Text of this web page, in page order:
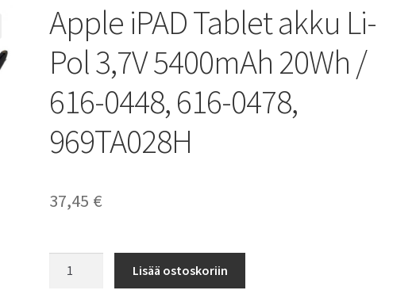
Apple iPAD Tablet akku Li-
Pol 3,7V 5400mAh 20Wh /
616-0448, 616-0478,
969TA028H
37,45 €
Lisää ostoskoriin